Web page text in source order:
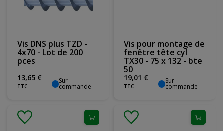
Vis DNS plus TZD -
4x70 - Lot de 200
pces
13,65 €
TTC
Sur
commande
Vis pour montage de
fenêtre tête cyl
TX30 - 75 x 132 - bte
50
19,01 €
TTC
Sur
commande